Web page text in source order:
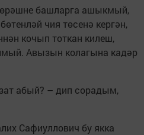
башларга ашыкмый,
чия төсенә кергән,
кочып тоткан килеш,
Авызын колагына кадәр
абый? – дип сорадым,
Сафиуллович бу якка